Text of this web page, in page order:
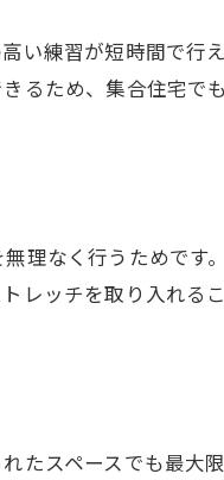
にあり
ズの選び方
法
ズ
い練習が短時間で行
るため、集合住宅で
理なく行うためです
レッチを取り入れる
たスペースでも最大